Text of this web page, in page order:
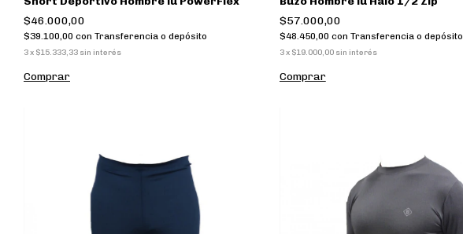
$46.000,00
$39.100,00 con Transferencia o depósito
3x $15.333,33 sin interés
Comprar
$57.000,00
$48.450,00 con Transferencia o depósito
3x $19.000,00 sin interés
Comprar